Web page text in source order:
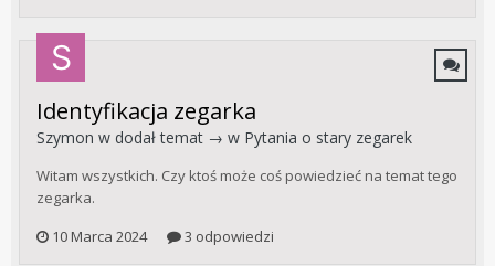
Identyfikacja zegarka
Szymon w dodał temat → w Pytania o stary zegarek
Witam wszystkich. Czy ktoś może coś powiedzieć na temat tego
zegarka.
10 Marca 2024
3 odpowiedzi